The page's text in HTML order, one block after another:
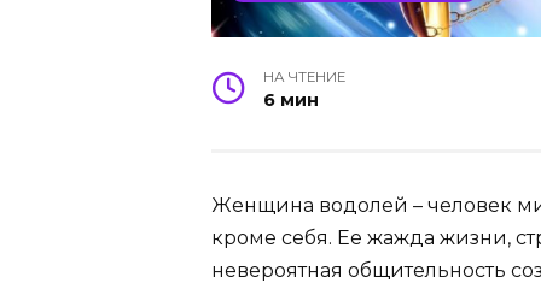
НА ЧТЕНИЕ
6 мин
Женщина водолей – человек
кроме себя. Ее жажда жизни,
невероятная общительность